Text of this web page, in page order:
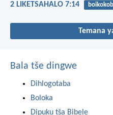
2 LIKETSAHALO 7:14
Temana
Bala tše dingwe
Dihlogotaba
Boloka
Dipuku tša Bibele